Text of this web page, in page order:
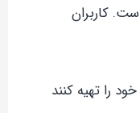
کاربران
را تهیه کنند